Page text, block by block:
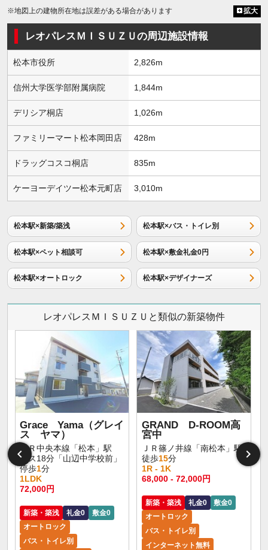
※地図上の建物所在地は誤差がある場合があります 拡大
レオパレスＭＩＳＵＺＵの周辺施設情報
松本市役所 2,826m
信州大学医学部附属病院 1,844m
デリシア桐店 1,026m
ファミリーマート松本岡田店 428m
ドラッグコスコ桐店 835m
ケーヨーデイツー松本元町店 3,010m
松本駅×新築/築浅 松本駅×バス・トイレ別
松本駅×ペット相談可 松本駅×敷金礼金0円
松本駅×オートロック 松本駅×デザイナーズ
レオパレスＭＩＳＵＺＵと類似の新築物件
Grace Yama（グレイ
ス ヤマ）
ＪＲ中央本線「松本」駅
バス18分「山辺中学校前」
停歩1分
1LDK
72,000円
新築・築浅 礼金0
敷金0
オートロック
バス・トイレ別
GRAND D-ROOM高
宮中
ＪＲ篠ノ井線「南松本」駅
徒歩15分
1R - 1K
68,000 - 72,000円
新築・築浅 礼金0
敷金0
オートロック
バス・トイレ別
インターネット無料